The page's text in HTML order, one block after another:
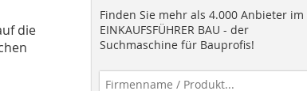
die
Finden Sie mehr als 4.000 Anbieter im
EINKAUFSFÜHRER BAU - der
Suchmaschine für Bauprofis!